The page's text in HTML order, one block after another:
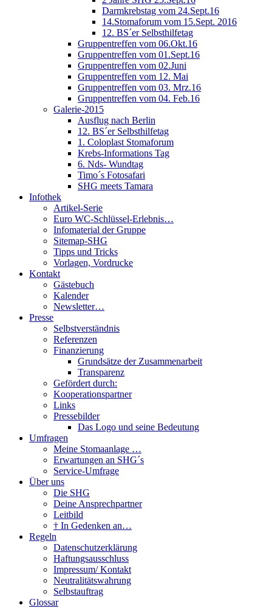
Darmkrebstag vom 24.Sept.16
14.Stomaforum vom 15.Sept. 2016
12. BS´er Selbsthilfetag
Gruppentreffen vom 06.Okt.16
Gruppentreffen vom 01.Sept.16
Gruppentreffen vom 02.Juni
Gruppentreffen vom 12. Mai
Gruppentreffen vom 03. Mrz.16
Gruppentreffen vom 04. Feb.16
Galerie-2015
Ausflug nach Berlin
12. BS´er Selbsthilfetag
1. Coloplast Stomaforum
Krebs-Informations Tag
6. Nds- Wundtag
Timo´s Fotosafari
SHG meets Tamara
Infothek
Artikel-Serie
Euro WC-Schlüssel-Erlebnis…
Infomaterial der Gruppe
Sitemap-SHG
Tipps und Tricks
Vorlagen, Vordrucke
Kontakt
Gästebuch
Kalender
Newsletter…
Presse
Selbstverständnis
Referenzen
Finanzierung
Grundsätze der Zusammenarbeit
Transparenz
Gefördert durch:
Kooperationspartner
Links
Pressebilder
Das Logo und seine Bedeutung
Umfragen
Meine Stomaanlage …
Erwartungen an SHG´s
Service-Umfrage
Über uns
Die SHG
Deine Ansprechpartner
Leitbild
† In Gedenken an…
Regeln
Datenschutzerklärung
Haftungsausschluss
Impressum/ Kontakt
Neutralitätswahrung
Selbstauftrag
Glossar